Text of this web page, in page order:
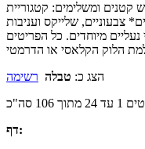
קטנים ומשלימים: קטגוריית
צבעוניים, שלייקס ועניבות
נעליים מיוחדים. כל הפריטים
הצג כ: טבלה רשימה
106 סה"כ
דף: